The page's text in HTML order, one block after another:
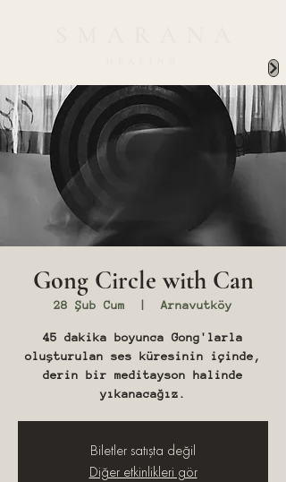
Gong Circle with Can
28 Şub Cum
  |
Arnavutköy
45 dakika boyunca Gong'larla
oluşturulan ses küresinin içinde,
derin bir meditayson halinde
yıkanacağız.
Biletler satışta değil
Diğer etkinlikleri gör